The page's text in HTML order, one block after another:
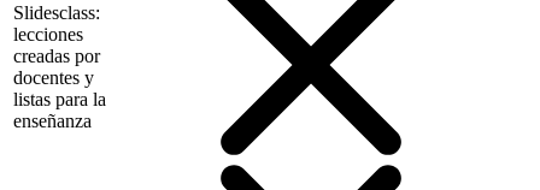
Slidesclass:
lecciones
creadas por
docentes y
listas para la
enseñanza